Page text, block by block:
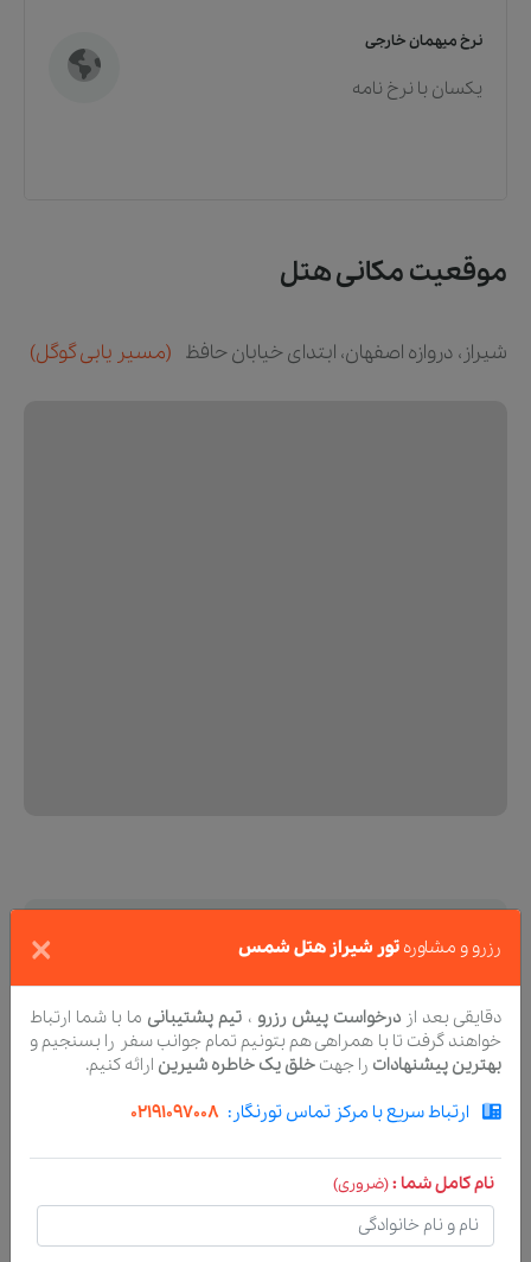
نرخ میهمان خارجی
یکسان با نرخ نامه
موقعیت مکانی هتل
شيراز، دروازه اصفهان، ابتدای خیابان حافظ (مسیر یابی گوگل)
لطفا تماس بگیر
اگر نیاز به راهنمایی مشاوران حرفه ای ما داری؟
تیم فروش و پشتیبانی تورنگار منتظر شنیدن صدای
شما هستند. هر ساعتی از شبانه روز که فکر کردی نیاز
بگیر.
ارتباط با ما
021-91097008
رزرو و مشاوره تور شیراز هتل شمس ×
دقایقی بعد ازدرخواست پیش رزرو ، تیم پشتیبانی ما با شما ارتباط
خواهند گرفت تا با همراهی هم بتونیم تمام جوانب سفر را بسنجیم و
بهترین پیشنهادات را جهت خلق یک خاطره شیرین ارائه کنیم.
ارتباط سریع با مرکز تماس تورنگار: 02191097008
نام کامل شما :(ضروری)